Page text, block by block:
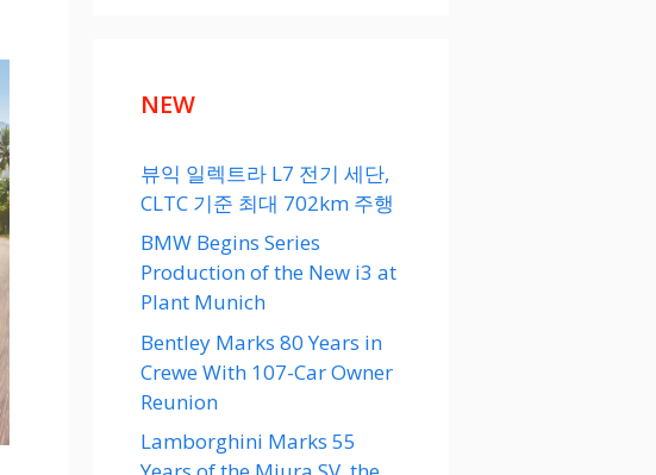
NEW
뷰익 일렉트라 L7 전기 세단,
CLTC 기준 최대 702km 주행
BMW Begins Series
Production of the New i3 at
Plant Munich
Bentley Marks 80 Years in
Crewe With 107-Car Owner
Reunion
Lamborghini Marks 55